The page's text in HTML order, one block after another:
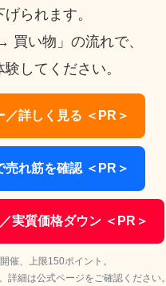
られます。
買い物」の流れで、
してください。
詳しく見る ＜PR＞
れ筋を確認 ＜PR＞
実質価格ダウン ＜PR＞
催、上限150ポイント。
細は公式ページをご確認ください。